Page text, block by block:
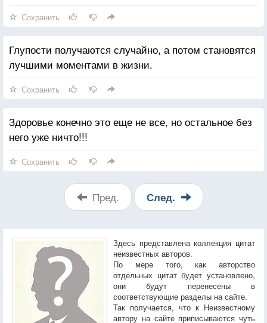
Сохранить
Глупости получаются случайно, а потом становятся
лучшими моментами в жизни.
Сохранить
Здоровье конечно это еще не все, но остальное без
него уже ничто!!!
Сохранить
Пред. След.
Здесь представлена коллекция цитат
неизвестных авторов.
По мере того, как авторство
отдельных цитат будет установлено,
они будут перенесены в
соответствующие разделы на сайте.
Так получается, что к Неизвестному
автору на сайте приписываются чуть